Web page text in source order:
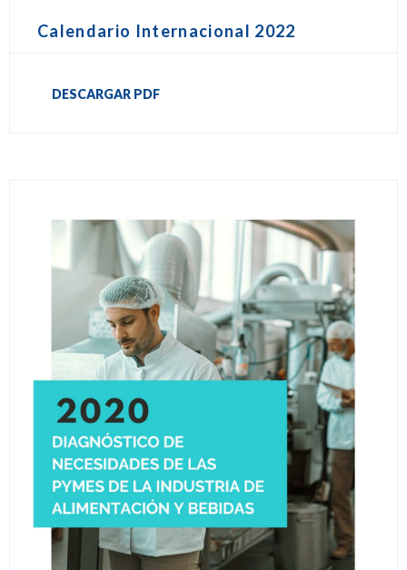
Calendario Internacional 2022
DESCARGAR PDF